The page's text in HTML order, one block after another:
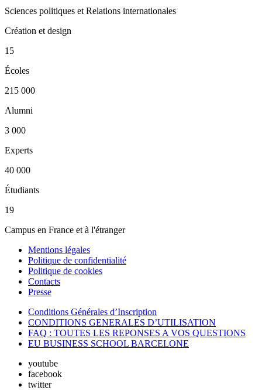
Sciences politiques et Relations internationales
Création et design
15
Écoles
215 000
Alumni
3 000
Experts
40 000
Étudiants
19
Campus en France et à l'étranger
Mentions légales
Politique de confidentialité
Politique de cookies
Contacts
Presse
Conditions Générales d’Inscription
CONDITIONS GENERALES D’UTILISATION
FAQ : TOUTES LES REPONSES A VOS QUESTIONS
EU BUSINESS SCHOOL BARCELONE
youtube
facebook
twitter